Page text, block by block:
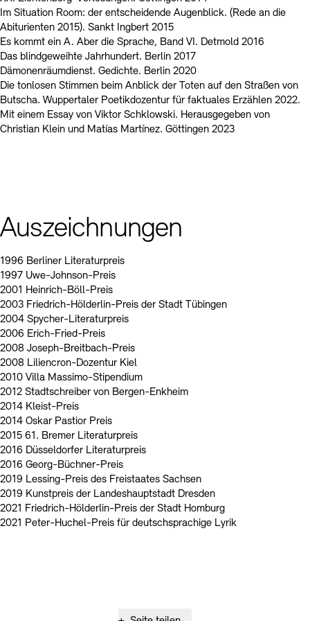
Im Situation Room: der entscheidende Augenblick. (Rede an die
Abiturienten 2015). Sankt Ingbert 2015
Es kommt ein A. Aber die Sprache, Band VI. Detmold 2016
Das blindgeweihte Jahrhundert. Berlin 2017
Dämonenräumdienst. Gedichte. Berlin 2020
Die tonlosen Stimmen beim Anblick der Toten auf den Straßen von
Butscha. Wuppertaler Poetikdozentur für faktuales Erzählen 2022.
Mit einem Essay von Viktor Schklowski. Herausgegeben von
Christian Klein und Matías Martínez. Göttingen 2023
Auszeichnungen
1996 Berliner Literaturpreis
1997 Uwe-Johnson-Preis
2001 Heinrich-Böll-Preis
2003 Friedrich-Hölderlin-Preis der Stadt Tübingen
2004 Spycher-Literaturpreis
2006 Erich-Fried-Preis
2008 Joseph-Breitbach-Preis
2008 Liliencron-Dozentur Kiel
2010 Villa Massimo-Stipendium
2012 Stadtschreiber von Bergen-Enkheim
2014 Kleist-Preis
2014 Oskar Pastior Preis
2015 61. Bremer Literaturpreis
2016 Düsseldorfer Literaturpreis
2016 Georg-Büchner-Preis
2019 Lessing-Preis des Freistaates Sachsen
2019 Kunstpreis der Landeshauptstadt Dresden
2021 Friedrich-Hölderlin-Preis der Stadt Homburg
2021 Peter-Huchel-Preis für deutschsprachige Lyrik